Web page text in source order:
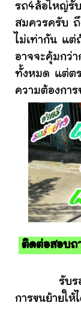
รถ4ล้อใหญ่รั
สมควรครับ ถึ
ไม่เท่ากัน แต่
อาจจะคุ้มกว่
ทั้งหมด แต่ต
ความต้องการ
ติดต่อสอบถ
รับรองได้
การขนย้ายใ